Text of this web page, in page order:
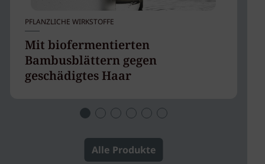
PFLANZLICHE WIRKSTOFFE
Mit biofermentierten
Bambusblättern gegen
geschädigtes Haar
Alle Produkte